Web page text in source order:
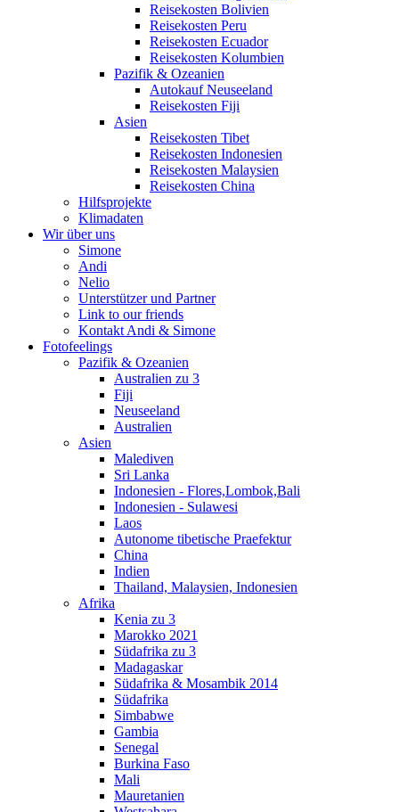
Reisekosten Bolivien
Reisekosten Peru
Reisekosten Ecuador
Reisekosten Kolumbien
Pazifik & Ozeanien
Autokauf Neuseeland
Reisekosten Fiji
Asien
Reisekosten Tibet
Reisekosten Indonesien
Reisekosten Malaysien
Reisekosten China
Hilfsprojekte
Klimadaten
Wir über uns
Simone
Andi
Nelio
Unterstützer und Partner
Link to our friends
Kontakt Andi & Simone
Fotofeelings
Pazifik & Ozeanien
Australien zu 3
Fiji
Neuseeland
Australien
Asien
Malediven
Sri Lanka
Indonesien - Flores,Lombok,Bali
Indonesien - Sulawesi
Laos
Autonome tibetische Praefektur
China
Indien
Thailand, Malaysien, Indonesien
Afrika
Kenia zu 3
Marokko 2021
Südafrika zu 3
Madagaskar
Südafrika & Mosambik 2014
Südafrika
Simbabwe
Gambia
Senegal
Burkina Faso
Mali
Mauretanien